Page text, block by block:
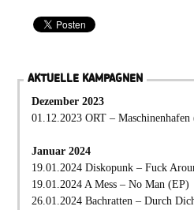
AKTUELLE KAMPAGNEN
Dezember 2023
01.12.2023 ORT –
Januar 2024
19.01.2024 Diskopunk – Fuck
19.01.2024 A Mess – No Man (EP)
26.01.2024 Bachratten – Durch